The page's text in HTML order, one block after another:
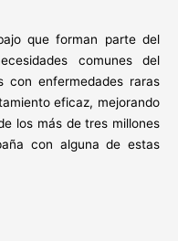
que forman parte del
comunes del
con enfermedades raras
eficaz, mejorando
los más de tres millones
con alguna de estas